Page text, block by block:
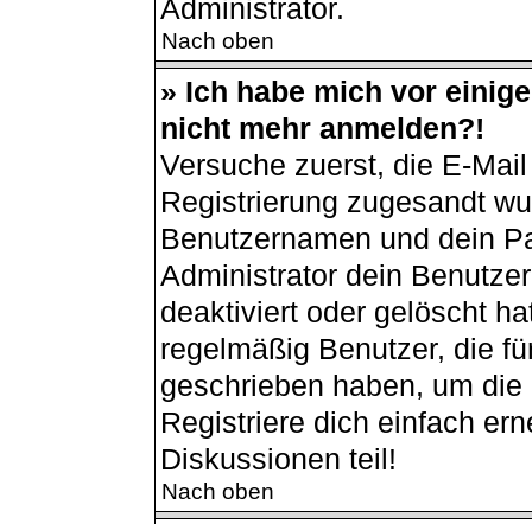
Administrator.
Nach oben
» Ich habe mich vor
nicht mehr anmelden?!
Versuche zuerst, die E-
Registrierung zugesandt
Benutzernamen und dein
Administrator dein
deaktiviert oder gelöscht
regelmäßig Benutzer, die
geschrieben haben, um
Registriere dich einfach
Diskussionen teil!
Nach oben